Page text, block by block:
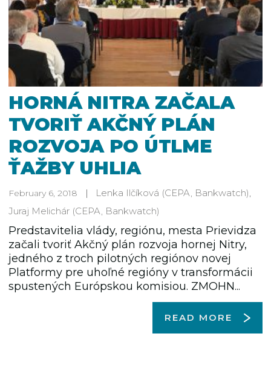
HORNÁ NITRA ZAČALA
TVORIŤ AKČNÝ PLÁN
ROZVOJA PO ÚTLME
ŤAŽBY UHLIA
February 6, 2018 Lenka Ilčíková (CEPA, Bankwatch),
Juraj Melichár (CEPA, Bankwatch)
Predstavitelia vlády, regiónu, mesta Prievidza
začali tvoriť Akčný plán rozvoja hornej Nitry,
jedného z troch pilotných regiónov novej
Platformy pre uhoľné regióny v transformácii
spustených Európskou komisiou. ZMOHN...
READ MORE